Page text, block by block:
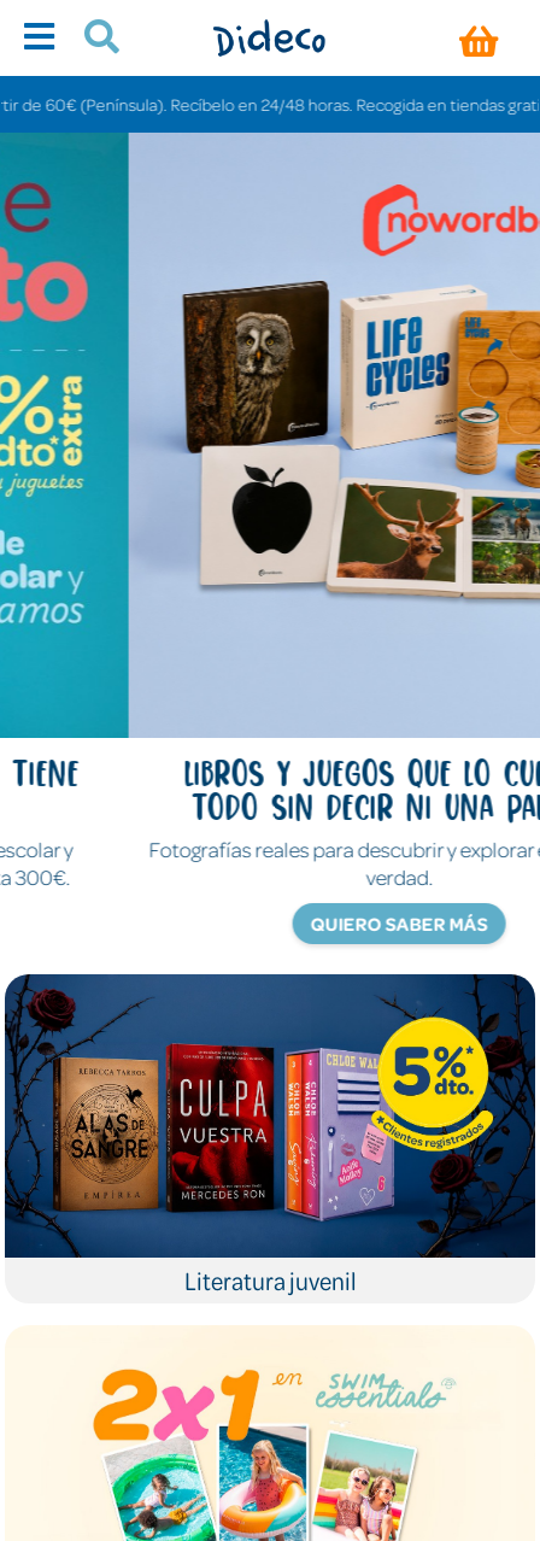
Recíbelo en 24/48 horas. Recogida en tiendas gratis en 3-6 días.
Libros y juegos que lo cuentan
todo sin decir ni una palabra
Fotografías reales para descubrir y explorar el mundo de
QUIERO SABER MÁS
Literatura juvenil